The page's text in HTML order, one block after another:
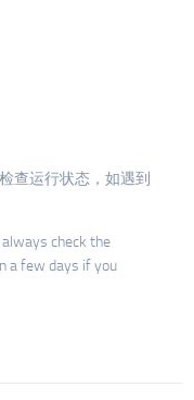
查运行状态，如遇到
always check the
a few days if you